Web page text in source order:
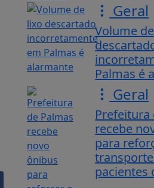
Geral
Volume
Palmas é
Geral
Prefeitura
recebe
para
pacientes